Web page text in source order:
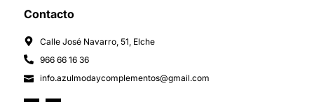
Contacto
Calle José Navarro, 51, Elche
966 66 16 36
info.azulmodaycomplementos@gmail.com